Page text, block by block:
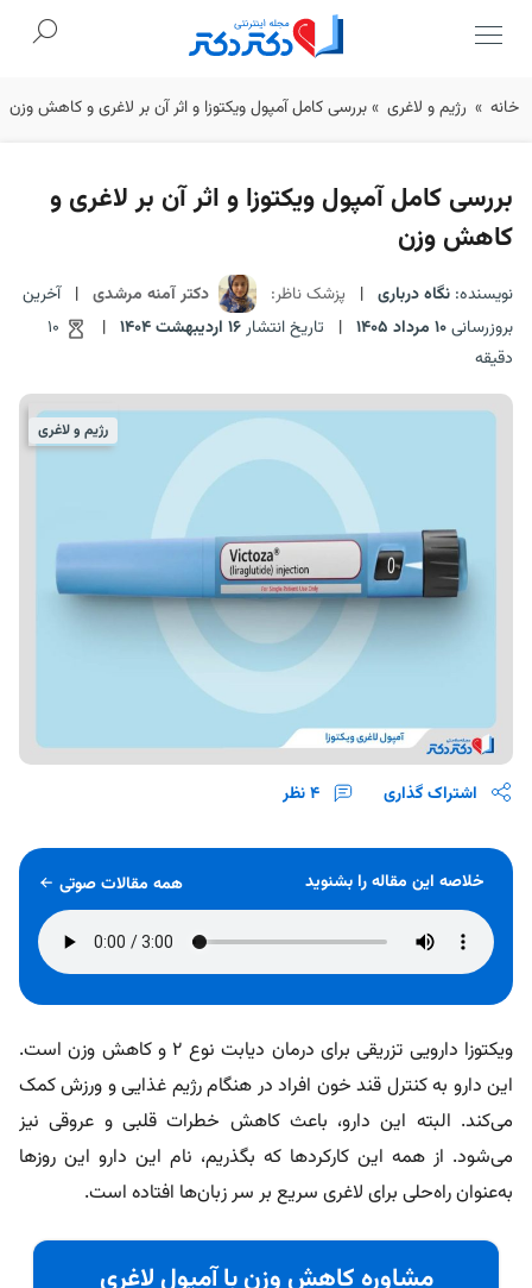
Skip
خانه » رژیم و لاغری »بررسی کامل آمپول ویکتوزا و اثر آن بر لاغری و کاهش وزن
بررسی کامل آمپول ویکتوزا و اثر آن بر لاغری و
کاهش وزن
نویسنده: نگاه درباری | پزشک ناظر: دکتر آمنه مرشدی | آخرین
بروزرسانی10 مرداد 1405 | تاریخ انتشار16 اردیبهشت 1404 |
10
دقیقه
رژیم و لاغری
اشتراک گذاری 4نظر
خلاصه این مقاله را بشنوید همه مقالات صوتی
ویکتوزا دارویی تزریقی برای درمان دیابت نوع 2 و کاهش وزن است.
این دارو به کنترل قند خون افراد در هنگام رژیم غذایی و ورزش کمک
می‌کند. البته این دارو، باعث کاهش خطرات قلبی و عروقی نیز
می‌شود. از همه این کارکردها که بگذریم، نام این دارو این روزها
به‌عنوان راه‌حلی برای لاغری سریع بر سر زبان‌ها افتاده است.
مشاوره کاهش وزن با آمپول لاغری